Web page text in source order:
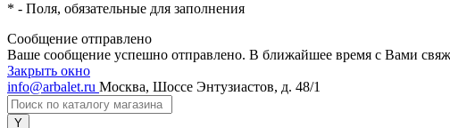
* - Поля, обязательные для заполнения
Сообщение отправлено
Ваше сообщение успешно отправлено. В ближайшее время с Вами
Закрыть окно
info@arbalet.ru Москва, Шоссе Энтузиастов, д. 48/1